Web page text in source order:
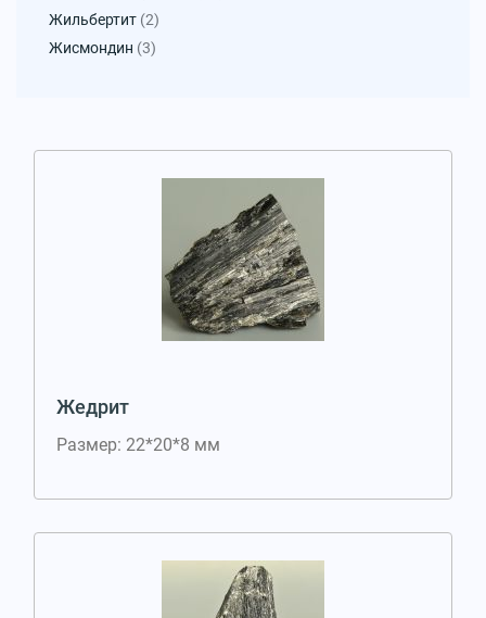
Жильбертит (2)
Жисмондин (3)
Жедрит
Размер: 22*20*8 мм